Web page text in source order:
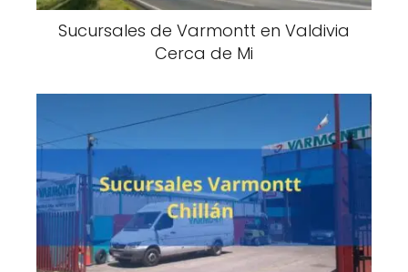
Sucursales de Varmontt en Valdivia
Cerca de Mi